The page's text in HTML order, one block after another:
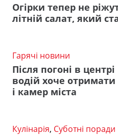
Огірки тепер не
літній салат, який
Гарячі новини
Після погоні в
водій хоче
і камер міста
Кулінарія, Суботні поради